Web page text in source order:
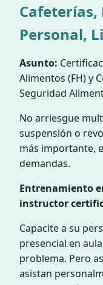
Cafeterías,
Personal,
Asunto:
Alimentos (FH) y
Seguridad
No arriesgue
suspensión o
más importante,
demandas.
Entrenamiento
instructor
Capacite a su
presencial en
problema. Pero
asistan